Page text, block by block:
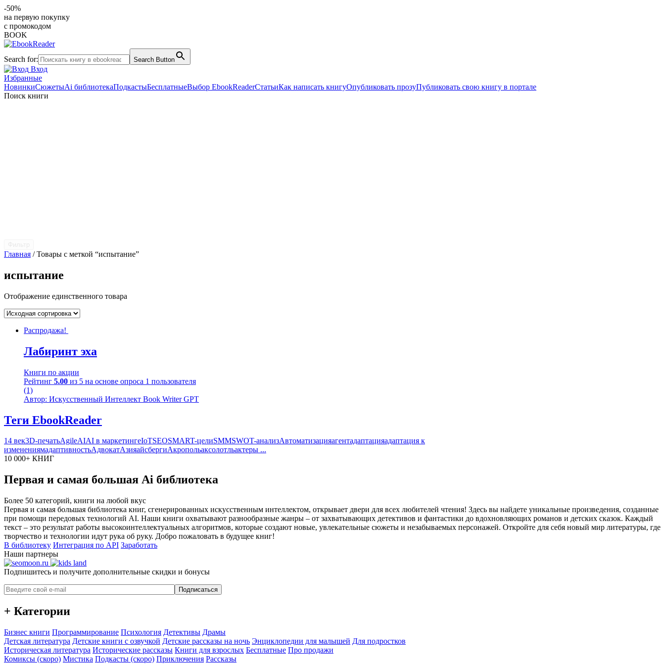
-50%
на первую покупку
с промокодом
BOOK
Search for: Search Button
Вход
Избранные
НовинкиСюжетыAi библиотекаПодкастыБесплатныеВыбор EbookReaderСтатьиКак написать книгуОпубликовать прозуПубликовать свою книгу в портале
Поиск книги
Главная / Товары с меткой “испытание”
испытание
Отображение единственного товара
Распродажа!
Лабиринт эха
Книги по акции
Рейтинг 5.00 из 5 на основе опроса 1 пользователя
(1)
Автор: Искусственный Интеллект Book Writer GPT
Теги EbookReader
14 век3D-печатьAgileAIAI в маркетингеIoTSEOSMART-целиSMMSWOT-анализАвтоматизацияагентадаптацияадаптация к
изменениямадаптивностьАдвокатАзияайсбергиАкропольаксолотльактеры ...
10 000+ КНИГ
Первая и самая большая Ai библиотека
Более 50 категорий, книги на любой вкус
Первая и самая большая библиотека книг, сгенерированных искусственным интеллектом, открывает двери для всех любителей чтения! Здесь вы найдете уникальные произведения, созданные
при помощи передовых технологий AI. Наши книги охватывают разнообразные жанры – от захватывающих детективов и фантастики до вдохновляющих романов и детских сказок. Каждый
текст – это результат работы высокоинтеллектуальных алгоритмов, которые создают новые, увлекательные сюжеты и незабываемых персонажей. Откройте для себя новый мир литературы, где
творчество и технологии идут рука об руку. Добро пожаловать в будущее книг!
В библиотеку Интеграция по API Заработать
Наши партнеры
Подпишитесь и получите дополнительные скидки и бонусы
Подписаться
+ Категории
Бизнес книги Программирование Психология Детективы Драмы
Детская литература Детские книги с озвучкой Детские рассказы на ночь Энциклопедии для малышей Для подростков
Историческая литература Исторические рассказы Книги для взрослых Бесплатные Про продажи
Комиксы (скоро) Мистика Подкасты (скоро) Приключения Рассказы